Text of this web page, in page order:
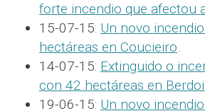
forte incendio que afectou
15-07-15: Un novo
hectáreas en Coucieiro.
14-07-15: Extinguido o
con 42 hectáreas en
19-06-15: Un novo